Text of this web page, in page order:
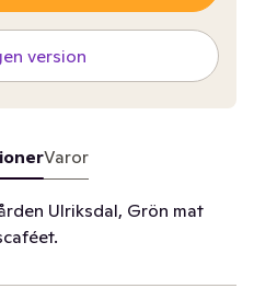
version
Varor
Ulriksdal, Grön mat